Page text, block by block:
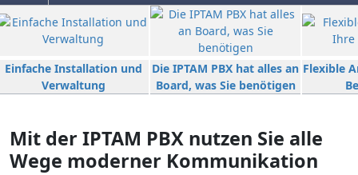
Inhalt
Einfache Installation und
Verwaltung
Die IPTAM PBX hat alles an
Board, was Sie benötigen
Flexible
Mit der IPTAM PBX nutzen Sie alle
Wege moderner Kommunikation